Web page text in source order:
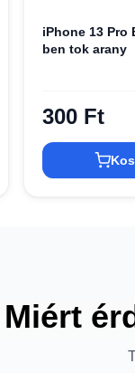
iPhone 13 Pro
ben tok arany
300 Ft
Miért